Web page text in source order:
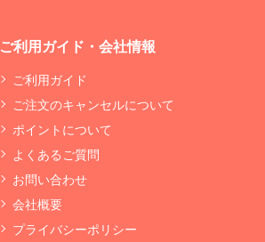
ご利用ガイド・会社情報
ご利用ガイド
ご注文のキャンセルについて
ポイントについて
よくあるご質問
お問い合わせ
会社概要
プライバシーポリシー